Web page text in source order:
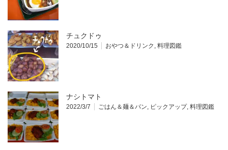
チュクドゥ
2020/10/15 おやつ＆ドリンク 料理図鑑
ナシトマト
2022/3/7 ごはん＆麺＆パン ピックアップ, 料理図鑑